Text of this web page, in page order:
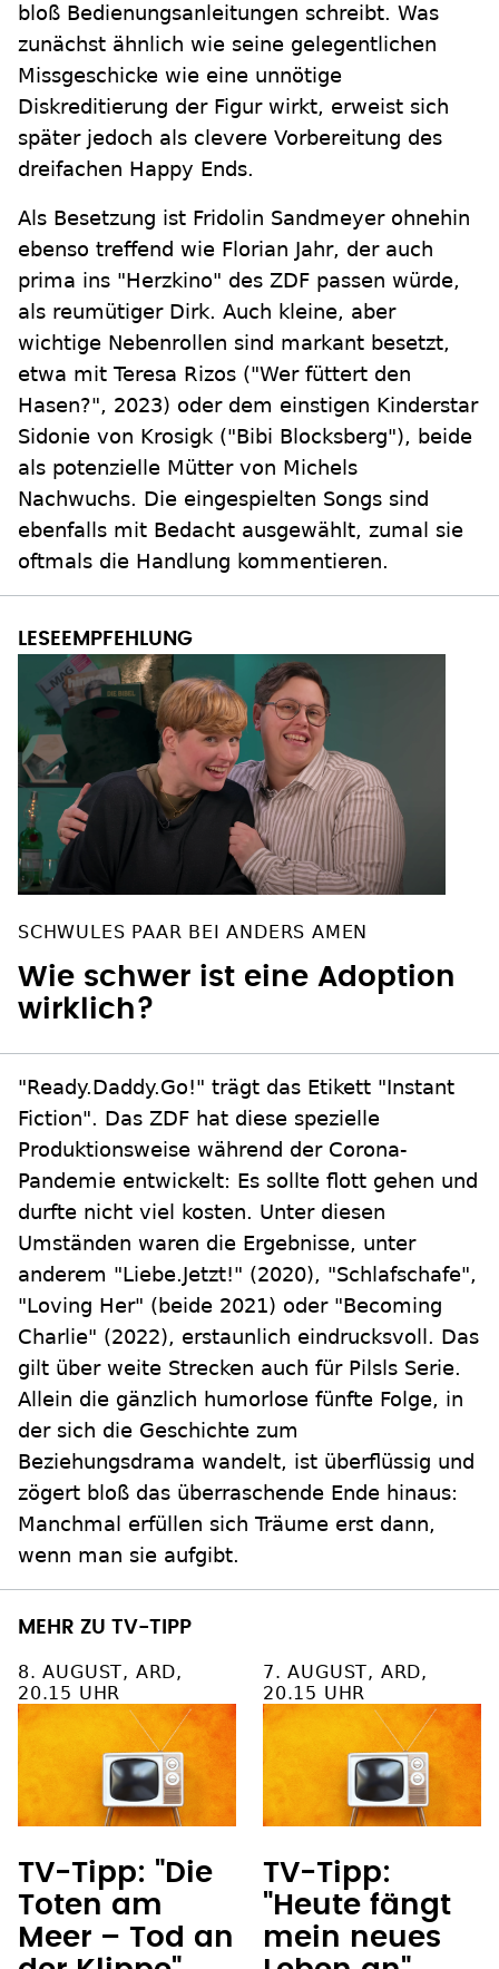
bloß Bedienungsanleitungen schreibt. Was
zunächst ähnlich wie seine gelegentlichen
Missgeschicke wie eine unnötige
Diskreditierung der Figur wirkt, erweist sich
später jedoch als clevere Vorbereitung des
dreifachen Happy Ends.
Als Besetzung ist Fridolin Sandmeyer ohnehin
ebenso treffend wie Florian Jahr, der auch
prima ins "Herzkino" des ZDF passen würde,
als reumütiger Dirk. Auch kleine, aber
wichtige Nebenrollen sind markant besetzt,
etwa mit Teresa Rizos ("Wer füttert den
Hasen?", 2023) oder dem einstigen Kinderstar
Sidonie von Krosigk ("Bibi Blocksberg"), beide
als potenzielle Mütter von Michels
Nachwuchs. Die eingespielten Songs sind
ebenfalls mit Bedacht ausgewählt, zumal sie
oftmals die Handlung kommentieren.
SCHWULES PAAR BEI ANDERS AMEN
Wie schwer ist eine Adoption
wirklich?
"Ready.Daddy.Go!" trägt das Etikett "Instant
Fiction". Das ZDF hat diese spezielle
Produktionsweise während der Corona-
Pandemie entwickelt: Es sollte flott gehen und
durfte nicht viel kosten. Unter diesen
Umständen waren die Ergebnisse, unter
anderem "Liebe.Jetzt!" (2020), "Schlafschafe",
"Loving Her" (beide 2021) oder "Becoming
Charlie" (2022), erstaunlich eindrucksvoll. Das
gilt über weite Strecken auch für Pilsls Serie.
Allein die gänzlich humorlose fünfte Folge, in
der sich die Geschichte zum
Beziehungsdrama wandelt, ist überflüssig und
zögert bloß das überraschende Ende hinaus:
Manchmal erfüllen sich Träume erst dann,
wenn man sie aufgibt.
MEHR ZU TV-TIPP
8. AUGUST, ARD,
20.15 UHR
TV-Tipp: "Die
Toten am
Meer – Tod an
7. AUGUST, ARD,
20.15 UHR
TV-Tipp:
"Heute fängt
mein neues